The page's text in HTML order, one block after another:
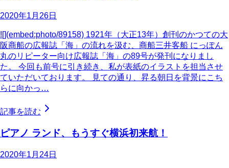
2020年1月26日
![](embed:photo/89158) 1921年（大正13年）創刊のかつての大
阪商船の広報誌「海」の流れを汲む、商船三井客船 にっぽん
丸のリピーター向け広報誌「海」の89号が発刊になりまし
た。 今回も前号に引き続き、私が表紙のイラストを担当させ
ていただいております。 見ての通り、昇る朝日を背景にこち
らに向かっ…
記事を読む
ピアノ ランド、もうすぐ横浜初来航！
2020年1月24日